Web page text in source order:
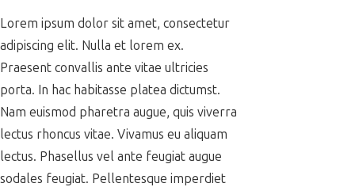
Lorem ipsum dolor sit amet, consectetur
adipiscing elit. Nulla et lorem ex.
Praesent convallis ante vitae ultricies
porta. In hac habitasse platea dictumst.
Nam euismod pharetra augue, quis viverra
lectus rhoncus vitae. Vivamus eu aliquam
lectus. Phasellus vel ante feugiat augue
sodales feugiat. Pellentesque imperdiet